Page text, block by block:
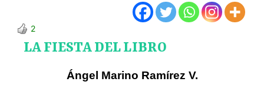
2
LA FIESTA DEL LIBRO
Ángel Marino Ramírez V.